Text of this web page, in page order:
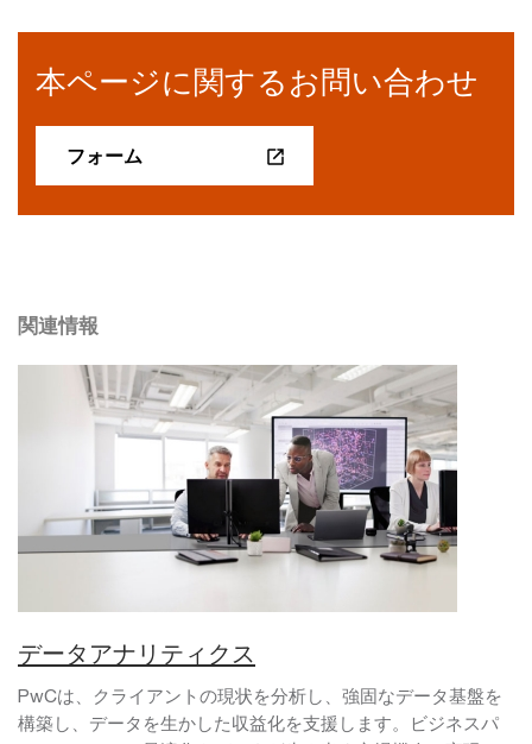
フォーム
関連情報
データアナリティクス
PwCは、クライアントの現状を分析し、強固なデータ基盤を